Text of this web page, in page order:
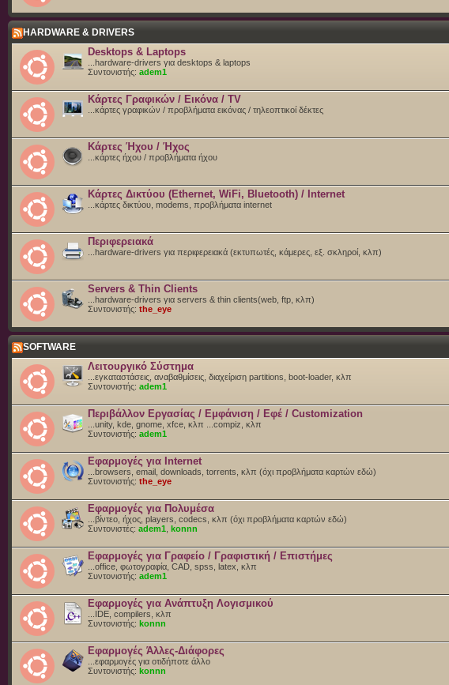
HARDWARE & DRIVERS
Desktops & Laptops
...hardware-drivers για desktops & laptops
Συντονιστής: adem1
Κάρτες Γραφικών / Εικόνα / TV
...κάρτες γραφικών / προβλήματα εικόνας / τηλεοπτικοί δέκτες
Κάρτες Ήχου / Ήχος
...κάρτες ήχου / προβλήματα ήχου
Κάρτες Δικτύου (Ethernet, WiFi, Bluetooth) / Internet
...κάρτες δικτύου, modems, προβλήματα internet
Περιφερειακά
...hardware-drivers για περιφερειακά (εκτυπωτές, κάμερες, εξ. σκληροί, κλπ)
Servers & Thin Clients
...hardware-drivers για servers & thin clients(web, ftp, κλπ)
Συντονιστής: the_eye
SOFTWARE
Λειτουργικό Σύστημα
...εγκαταστάσεις, αναβαθμίσεις, διαχείριση partitions, boot-loader, κλπ
Συντονιστής: adem1
Περιβάλλον Εργασίας / Εμφάνιση / Εφέ / Customization
...unity, kde, gnome, xfce, κλπ ...compiz, κλπ
Συντονιστής: adem1
Εφαρμογές για Internet
...browsers, email, downloads, torrents, κλπ (όχι προβλήματα καρτών εδώ)
Συντονιστής: the_eye
Εφαρμογές για Πολυμέσα
...βίντεο, ήχος, players, codecs, κλπ (όχι προβλήματα καρτών εδώ)
Συντονιστές: adem1 konnn
Εφαρμογές για Γραφείο / Γραφιστική / Επιστήμες
...office, φωτογραφία, CAD, spss, latex, κλπ
Συντονιστής: adem1
Εφαρμογές για Ανάπτυξη Λογισμικού
...IDE, compilers, κλπ
Συντονιστής: konnn
Εφαρμογές Άλλες-Διάφορες
...εφαρμογές για οτιδήποτε άλλο
Συντονιστής: konnn